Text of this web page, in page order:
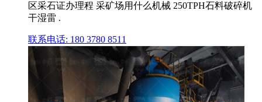
区采石证办理程 采矿场用什么机械 250TPH石料破碎机
干湿雷 .
联系电话: 180 3780 8511